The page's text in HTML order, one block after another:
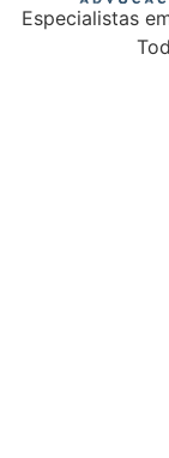
Especialistas